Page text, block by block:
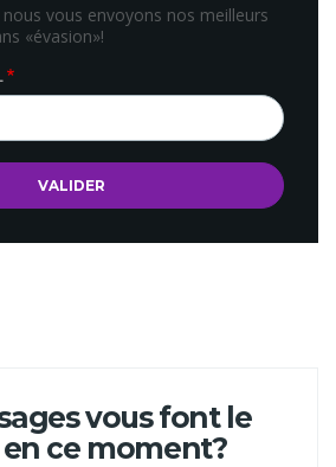
vous envoyons nos meilleurs
«évasion»!
vous font le
ce moment?